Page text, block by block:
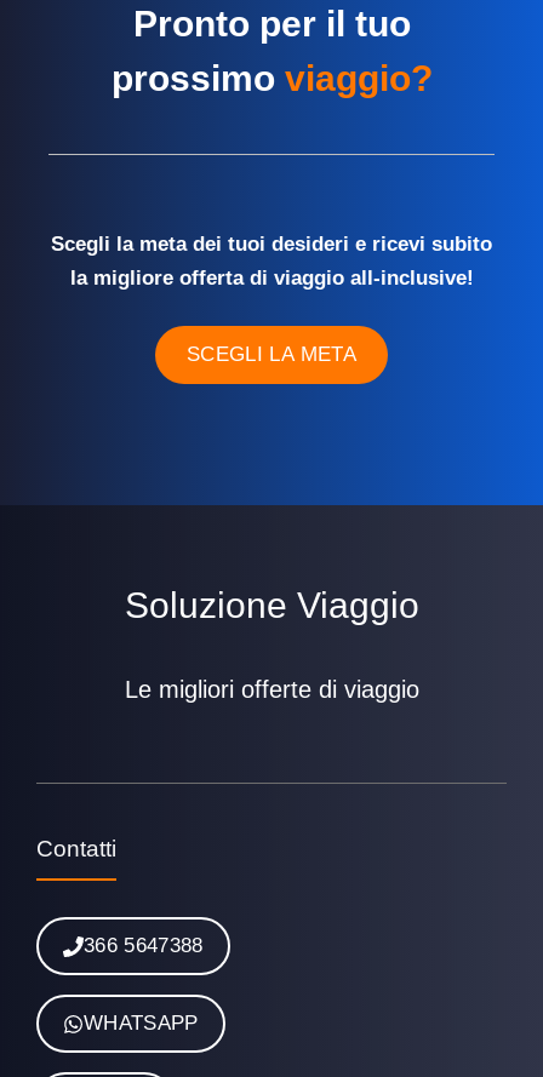
Pronto per il tuo
prossimo viaggio?
Scegli la meta dei tuoi desideri e ricevi subito
la migliore offerta di viaggio all-inclusive!
SCEGLI LA META
Soluzione Viaggio
Le migliori offerte di viaggio
Contatti
366 5647388
WHATSAPP